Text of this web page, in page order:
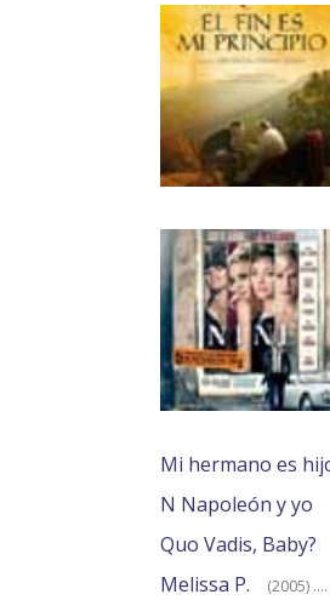
Mi hermano es
N Napoleón y yo
Quo Vadis, Baby?
Melissa P. (2005)